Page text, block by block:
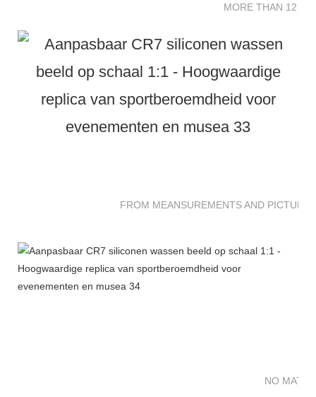
MORE THAN 12
FROM MEANSUREMENTS AND
NO